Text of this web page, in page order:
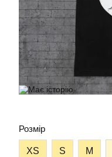
Розмір
XS S M